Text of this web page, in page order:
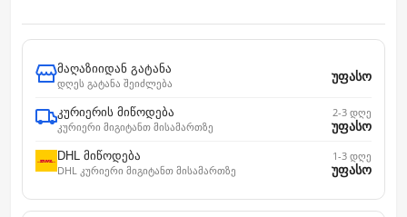
მაღაზიიდან გატანა
დღეს გატანა შეიძლება
უფასო
კურიერის მიწოდება
კურიერი მიგიტანთ მისამართზე
2-3 დღე
უფასო
DHL მიწოდება
DHL კურიერი მიგიტანთ მისამართზე
1-3 დღე
უფასო